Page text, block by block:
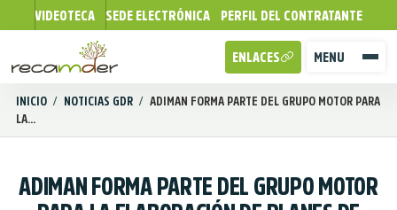
VIDEOTECA SEDE ELECTRÓNICA PERFIL DEL CONTRATANTE
MENU
ENLACES
INICIO / NOTICIAS GDR / ADIMAN FORMA PARTE DEL GRUPO MOTOR PARA
LA...
ADIMAN FORMA PARTE DEL GRUPO MOTOR